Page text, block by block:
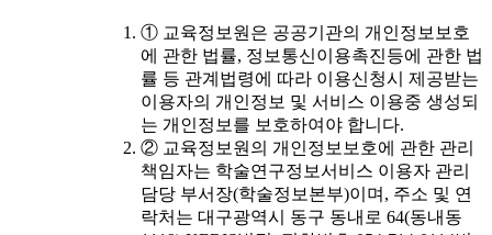
① 교육정보원은 공공기관의 개인정보보호
에 관한 법률, 정보통신이용촉진등에 관한 법
률 등 관계법령에 따라 이용신청시 제공받는
이용자의 개인정보 및 서비스 이용중 생성되
는 개인정보를 보호하여야 합니다.
② 교육정보원의 개인정보보호에 관한 관리
책임자는 학술연구정보서비스 이용자 관리
담당 부서장(학술정보본부)이며, 주소 및 연
락처는 대구광역시 동구 동내로 64(동내동